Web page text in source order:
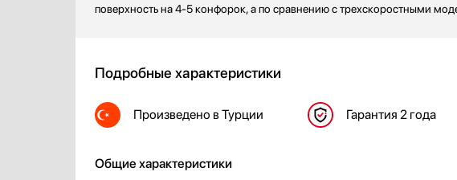
Хьюмидоры
поверхность на 4-5 конфорок, а по сравнению с трехскоростными
Подробные характеристики
Произведено в Турции Гарантия 2 года
Общие характеристики